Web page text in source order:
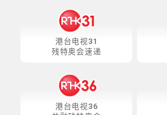
港台电视31
残特奥会速递
港台电视36